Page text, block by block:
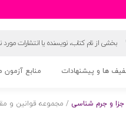
ها و پیشنهادات منابع آزمون
و جرم شناسی / مجموعه قوانین و